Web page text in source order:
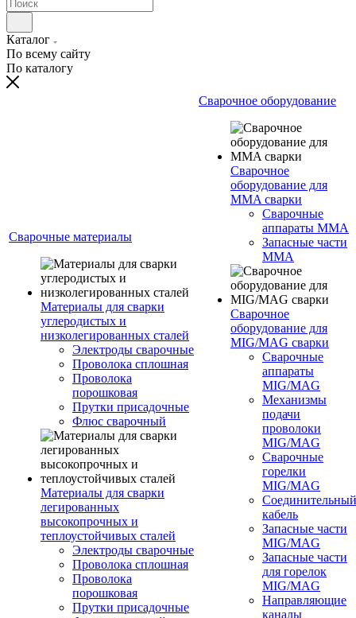
Каталог
По всему сайту
По каталогу
Сварочные материалы
Материалы для сварки
углеродистых и
низколегированных сталей
Электроды сварочные
Проволока сплошная
Проволока
порошковая
Прутки присадочные
Флюс сварочный
Материалы для сварки
легированных
высокопрочных и
теплоустойчивых сталей
Электроды сварочные
Проволока сплошная
Проволока
порошковая
Прутки присадочные
Сварочное оборудование
Сварочное
оборудование для
MMA сварки
Сварочные
аппараты MMA
Запасные части
MMA
Сварочное
оборудование для
MIG/MAG сварки
Сварочные
аппараты
MIG/MAG
Механизмы
подачи
проволоки
MIG/MAG
Сварочные
горелки
MIG/MAG
Соединительный
кабель
Запасные части
MIG/MAG
Запасные части
для горелок
MIG/MAG
Направляющие
каналы